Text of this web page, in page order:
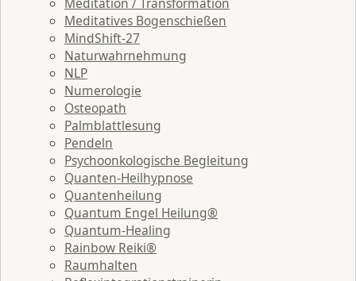
Meditatives Bogenschießen
MindShift-27
Naturwahrnehmung
NLP
Numerologie
Osteopath
Palmblattlesung
Pendeln
Psychoonkologische Begleitung
Quanten-Heilhypnose
Quantenheilung
Quantum Engel Heilung®
Quantum-Healing
Rainbow Reiki®
Raumhalten